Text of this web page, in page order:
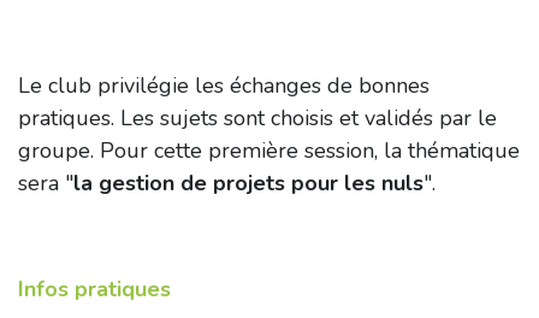
Le club privilégie les échanges de bonnes
pratiques. Les sujets sont choisis et validés par le
groupe. Pour cette première session, la thématique
sera "la gestion de projets pour les nuls".
Infos pratiques